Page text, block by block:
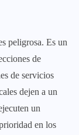
peligrosa. Es un
de
de servicios
dejen a un
un
en los